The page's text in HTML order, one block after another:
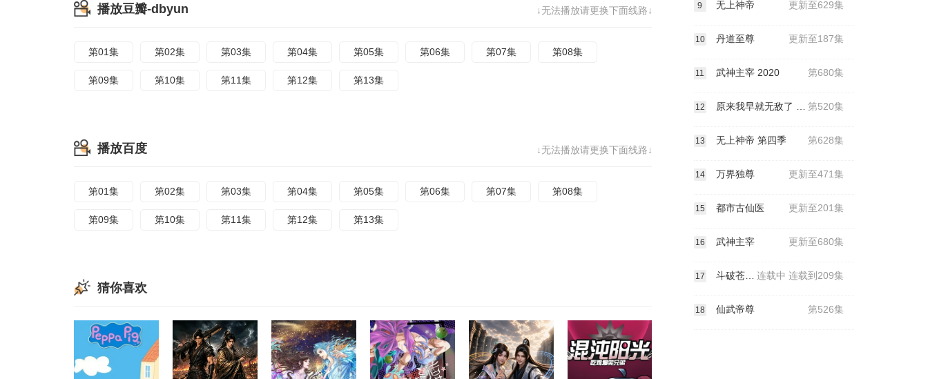
↓无法播放请更换下面线路↓
播放豆瓣-dbyun
第01集 第02集 第03集 第04集 第05集 第06集 第07集 第08集
第09集 第10集 第11集 第12集 第13集
↓无法播放请更换下面线路↓
播放百度
第01集 第02集 第03集 第04集 第05集 第06集 第07集 第08集
第09集 第10集 第11集 第12集 第13集
猜你喜欢
9 无上神帝 更新至629集
10 丹道至尊 更新至187集
11 武神主宰 2020 第680集
12 原来我早就无敌了 动态漫画 第520集
13 无上神帝 第四季 第628集
14 万界独尊 更新至471集
15 都市古仙医 更新至201集
16 武神主宰 更新至680集
17 斗破苍穹年番 连载中 连载到209集
18 仙武帝尊 第526集